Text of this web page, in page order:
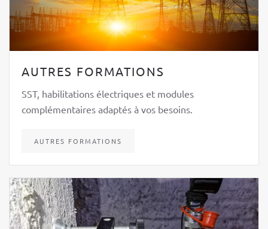
AUTRES FORMATIONS
SST, habilitations électriques et modules
complémentaires adaptés à vos besoins.
AUTRES FORMATIONS